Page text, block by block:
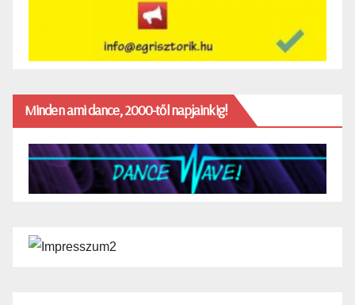
Minden ami dance, 2000-től napjainkig!